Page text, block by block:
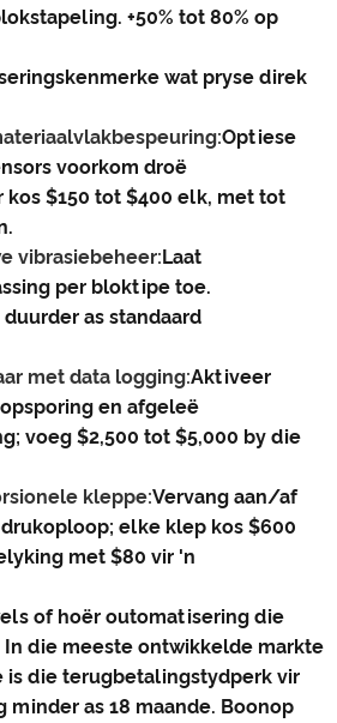
+50% tot 80% op
wat pryse direk
Optiese
voorkom droë
kos $150 tot $400 elk, met tot
vibrasiebeheer:Laat
per bloktipe toe.
as standaard
met data logging:Aktiveer
en afgeleë
voeg $2,500 tot $5,000 by die
kleppe:Vervang aan/af
elke klep kos $600
met $80 vir 'n
of hoër outomatisering die
In die meeste ontwikkelde markte
is die terugbetalingstydperk vir
as 18 maande. Boonop